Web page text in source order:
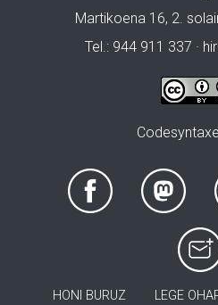
Martikoena 16, 2.
Tel.: 944 911 337 ·
HONI BURUZ LEGE